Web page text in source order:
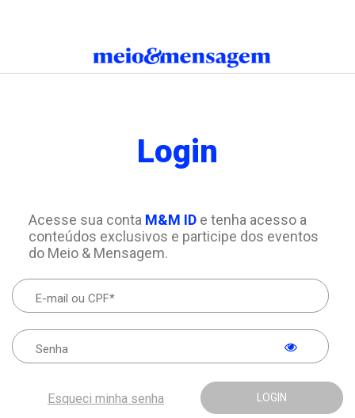
Login
Acesse sua conta M&M IDe tenha acesso a
conteúdos exclusivos e participe dos eventos
do Meio & Mensagem.
LOGIN
Esqueci minha senha